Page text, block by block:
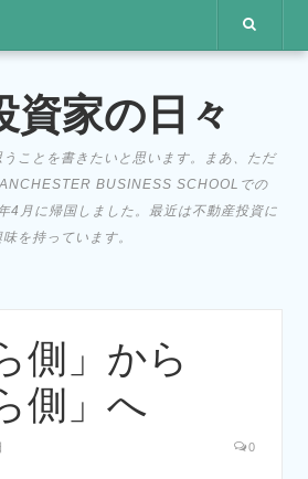
資家の日々
ことを書きたいと思います。まあ、ただ
BUSINESS SCHOOLでの
4月に帰国しました。最近は不動産投資に
味を持っています。
側」から
側」へ
0